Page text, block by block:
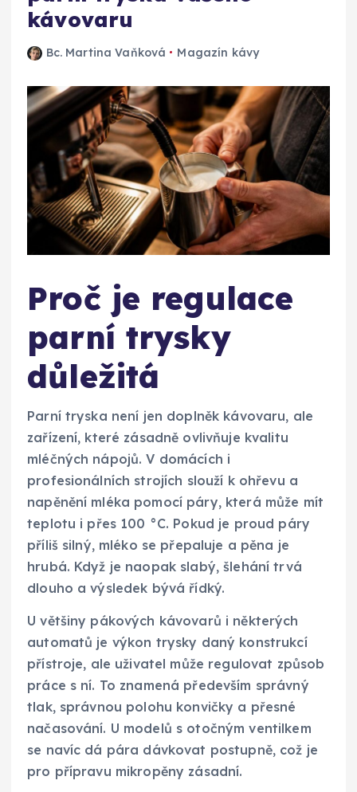
kávovaru
Bc. Martina Vaňková Magazín kávy
Proč je regulace
parní trysky
důležitá
Parní tryska není jen doplněk kávovaru, ale
zařízení, které zásadně ovlivňuje kvalitu
mléčných nápojů. V domácích i
profesionálních strojích slouží k ohřevu a
napěnění mléka pomocí páry, která může mít
teplotu i přes 100 °C. Pokud je proud páry
příliš silný, mléko se přepaluje a pěna je
hrubá. Když je naopak slabý, šlehání trvá
dlouho a výsledek bývá řídký.
U většiny pákových kávovarů i některých
automatů je výkon trysky daný konstrukcí
přístroje, ale uživatel může regulovat způsob
práce s ní. To znamená především správný
tlak, správnou polohu konvičky a přesné
načasování. U modelů s otočným ventilkem
se navíc dá pára dávkovat postupně, což je
pro přípravu mikropěny zásadní.